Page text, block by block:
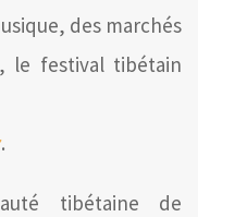
des marchés
le festival tibétain
.
tibétaine de